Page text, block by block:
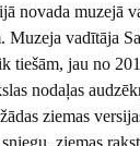
novada muzejā
Muzeja vadītāja
tiešām, jau no
nodaļas
ziemas
ziemas